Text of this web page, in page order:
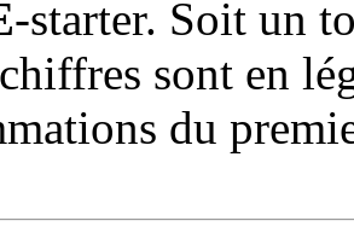
-starter. Soit un
sont en
du